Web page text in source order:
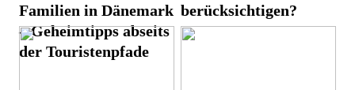
Familien in Dänemark
– Geheimtipps abseits
der Touristenpfade
berücksichtigen?